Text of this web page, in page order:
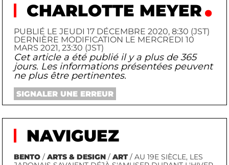
CHARLOTTE MEYER
PUBLIÉ LE JEUDI 17 DÉCEMBRE 2020, 8:30 (JST)
DERNIÈRE MODIFICATION LE MERCREDI 10
MARS 2021, 23:30 (JST)
Cet article a été publié il y a plus de 365
jours. Les informations présentées peuvent
ne plus être pertinentes.
SIGNALER UNE ERREUR
NAVIGUEZ
BENTO /ARTS & DESIGN /ART / AU 19E SIÈCLE, LES